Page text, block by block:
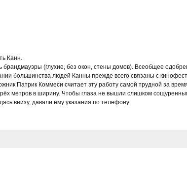
Канн.
брандмауэры (глухие, без окон, стены домов). Всеобщее
большинства людей Канны прежде всего связаны с
Патрик Коммеси считает эту работу самой трудной за
метров в ширину. Чтобы глаза не вышли слишком
внизу, давали ему указания по телефону.